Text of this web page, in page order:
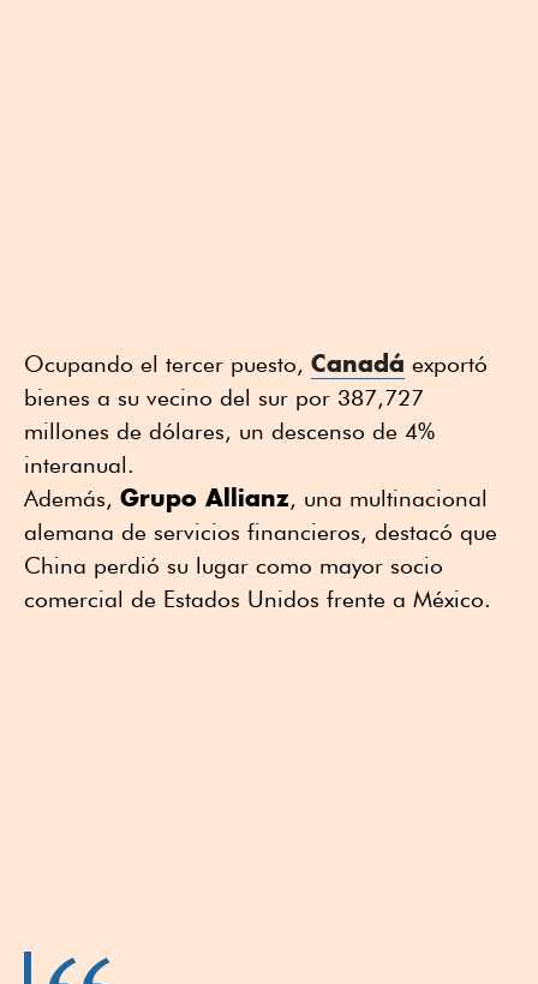
Ocupando el tercer puesto, Canadá exportó
bienes a su vecino del sur por 387,727
millones de dólares, un descenso de 4%
interanual.
Además, Grupo Allianz, una multinacional
alemana de servicios financieros, destacó que
China perdió su lugar como mayor socio
comercial de Estados Unidos frente a México.